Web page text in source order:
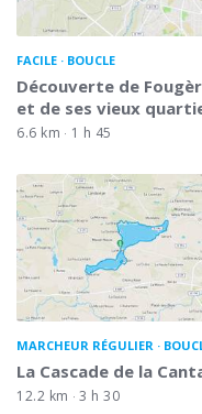
FACILE BOUCLE
Découverte de
et de ses vieux
6.6 km 1 h 45
MARCHEUR RÉGULIER
La Cascade de la
12.2 km 3 h 30